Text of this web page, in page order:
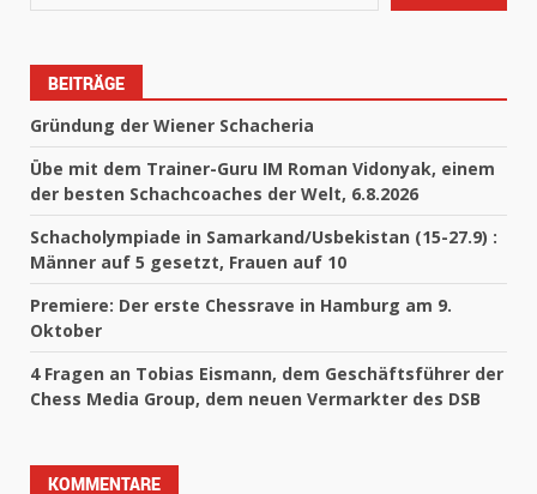
BEITRÄGE
Gründung der Wiener Schacheria
Übe mit dem Trainer-Guru IM Roman Vidonyak, einem
der besten Schachcoaches der Welt, 6.8.2026
Schacholympiade in Samarkand/Usbekistan (15-27.9) :
Männer auf 5 gesetzt, Frauen auf 10
Premiere: Der erste Chessrave in Hamburg am 9.
Oktober
4 Fragen an Tobias Eismann, dem Geschäftsführer der
Chess Media Group, dem neuen Vermarkter des DSB
KOMMENTARE